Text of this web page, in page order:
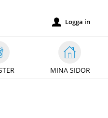
MINA SIDOR
u Logga in